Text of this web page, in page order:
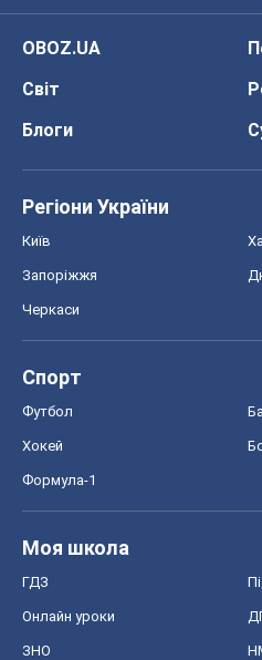
OBOZ.UA
Світ
Блоги
Регіони України
Київ
Запоріжжя
Черкаси
Спорт
Футбол
Хокей
Формула-1
Моя школа
ГДЗ
Онлайн уроки
ЗНО